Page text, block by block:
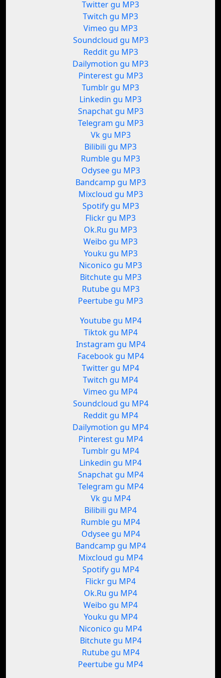
Twitter gu MP3
Twitch gu MP3
Vimeo gu MP3
Soundcloud gu MP3
Reddit gu MP3
Dailymotion gu MP3
Pinterest gu MP3
Tumblr gu MP3
Linkedin gu MP3
Snapchat gu MP3
Telegram gu MP3
Vk gu MP3
Bilibili gu MP3
Rumble gu MP3
Odysee gu MP3
Bandcamp gu MP3
Mixcloud gu MP3
Spotify gu MP3
Flickr gu MP3
Ok.Ru gu MP3
Weibo gu MP3
Youku gu MP3
Niconico gu MP3
Bitchute gu MP3
Rutube gu MP3
Peertube gu MP3
Youtube gu MP4
Tiktok gu MP4
Instagram gu MP4
Facebook gu MP4
Twitter gu MP4
Twitch gu MP4
Vimeo gu MP4
Soundcloud gu MP4
Reddit gu MP4
Dailymotion gu MP4
Pinterest gu MP4
Tumblr gu MP4
Linkedin gu MP4
Snapchat gu MP4
Telegram gu MP4
Vk gu MP4
Bilibili gu MP4
Rumble gu MP4
Odysee gu MP4
Bandcamp gu MP4
Mixcloud gu MP4
Spotify gu MP4
Flickr gu MP4
Ok.Ru gu MP4
Weibo gu MP4
Youku gu MP4
Niconico gu MP4
Bitchute gu MP4
Rutube gu MP4
Peertube gu MP4